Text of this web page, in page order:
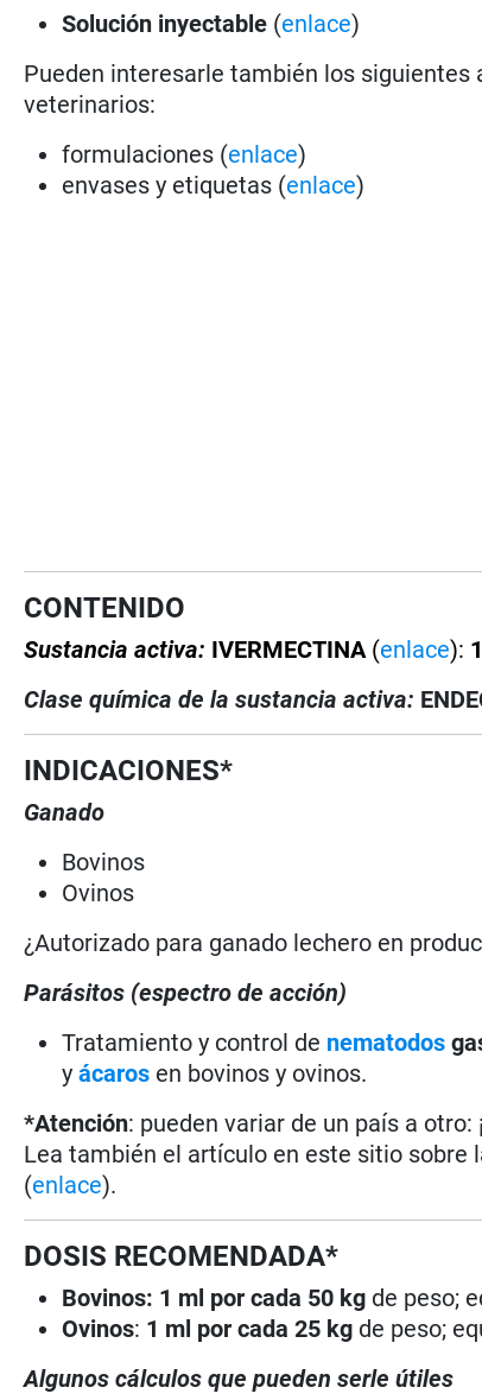
Solución inyectable (enlace)
Pueden interesarle también los
veterinarios:
formulaciones (enlace)
envases y etiquetas (enlace)
CONTENIDO
Sustancia activa: IVERMECTINA (enlace):
Clase química de la sustancia activa:
INDICACIONES*
Ganado
Bovinos
Ovinos
¿Autorizado para ganado lechero en
Parásitos (espectro de acción)
Tratamiento y control de nematodos
yácaros en bovinos y ovinos.
*Atención: pueden variar de un país a otro:
Lea también el artículo en este sitio
(enlace).
DOSIS RECOMENDADA*
Bovinos: 1 ml por cada 50 kg de peso;
Ovinos: 1 ml por cada 25 kg de peso;
Algunos cálculos que pueden serle útiles